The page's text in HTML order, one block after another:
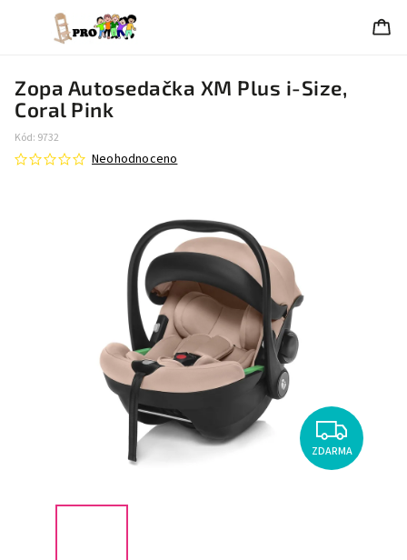
Zopa Autosedačka XM Plus i-Size,
Coral Pink
Kód: 9732
Neohodnoceno
ZDARMA